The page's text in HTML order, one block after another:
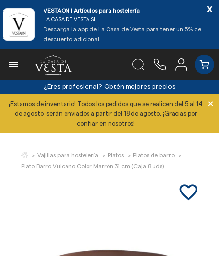
VESTAON l Artículos para hostelería
LA CASA DE VESTA SL.
Descarga la app de La Casa de Vesta para tener un 5% de
descuento adicional.
x

¿Eres profesional? Obtén mejores precios
¡Estamos de inventario! Todos los pedidos que se realicen del 5 al 14
de agosto, serán enviados a partir del 18 de agosto. ¡Gracias por
confiar en nosotros!
×
Vajillas para hostelería Platos
Platos de barro
Plato Barro Vulcano Color Marrón 31 cm (Caja 8 uds)
favorite_border